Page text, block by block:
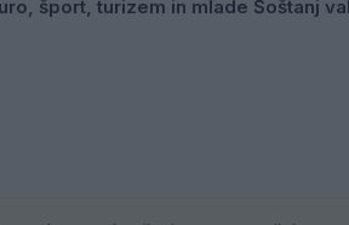
šport, turizem in mlade Šoštanj